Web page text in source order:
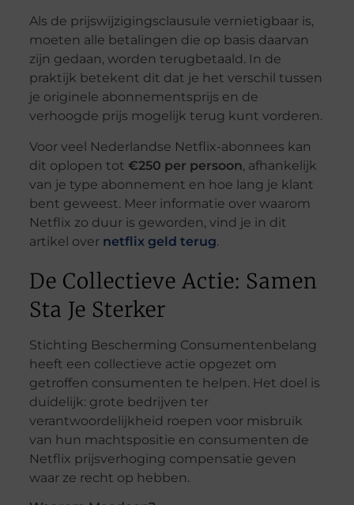
Als de prijswijzigingsclausule vernietigbaar is,
moeten alle betalingen die op basis daarvan
zijn gedaan, worden terugbetaald. In de
praktijk betekent dit dat je het verschil tussen
je originele abonnementsprijs en de
verhoogde prijs mogelijk terug kunt vorderen.
Voor veel Nederlandse Netflix-abonnees kan
dit oplopen tot €250 per persoon, afhankelijk
van je type abonnement en hoe lang je klant
bent geweest. Meer informatie over waarom
Netflix zo duur is geworden, vind je in dit
artikel over netflix geld terug.
De Collectieve Actie: Samen
Sta Je Sterker
Stichting Bescherming Consumentenbelang
heeft een collectieve actie opgezet om
getroffen consumenten te helpen. Het doel is
duidelijk: grote bedrijven ter
verantwoordelijkheid roepen voor misbruik
van hun machtspositie en consumenten de
Netflix prijsverhoging compensatie geven
waar ze recht op hebben.